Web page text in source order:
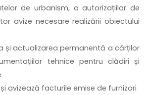
de urbanism, a autorizațiilor de
avize necesare realizării obiectului
și actualizarea permanentă a cărților
tehnice pentru clădiri și
avizează facturile emise de furnizori